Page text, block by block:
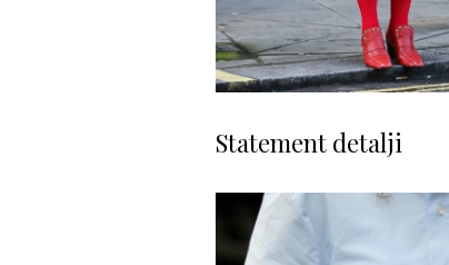
Statement detalji